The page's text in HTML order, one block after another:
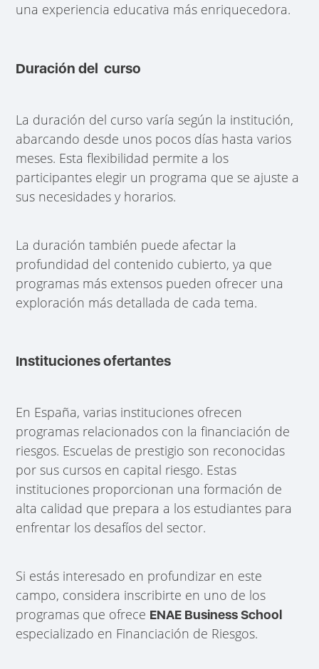
una experiencia educativa más enriquecedora.
Duración del curso
La duración del curso varía según la institución,
abarcando desde unos pocos días hasta varios
meses. Esta flexibilidad permite a los
participantes elegir un programa que se ajuste a
sus necesidades y horarios.
La duración también puede afectar la
profundidad del contenido cubierto, ya que
programas más extensos pueden ofrecer una
exploración más detallada de cada tema.
Instituciones ofertantes
En España, varias instituciones ofrecen
programas relacionados con la financiación de
riesgos. Escuelas de prestigio son reconocidas
por sus cursos en capital riesgo. Estas
instituciones proporcionan una formación de
alta calidad que prepara a los estudiantes para
enfrentar los desafíos del sector.
Si estás interesado en profundizar en este
campo, considera inscribirte en uno de los
programas que ofrece ENAE Business School
especializado en Financiación de Riesgos.